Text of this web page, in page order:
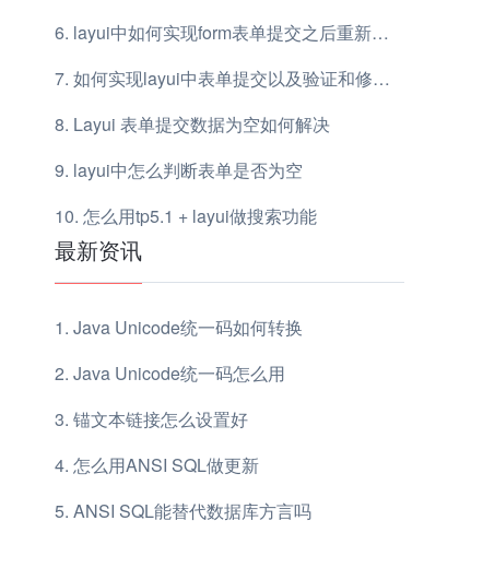
最新资讯
Java Unicode统一码如何转换
Java Unicode统一码怎么用
锚文本链接怎么设置好
怎么用ANSI SQL做更新
ANSI SQL能替代数据库方言吗
layui中如何实现form表单提交之后重新加载数据表格
如何实现layui中表单提交以及验证和修改弹框
Layui 表单提交数据为空如何解决
layui中怎么判断表单是否为空
怎么用tp5.1 + layui做搜索功能